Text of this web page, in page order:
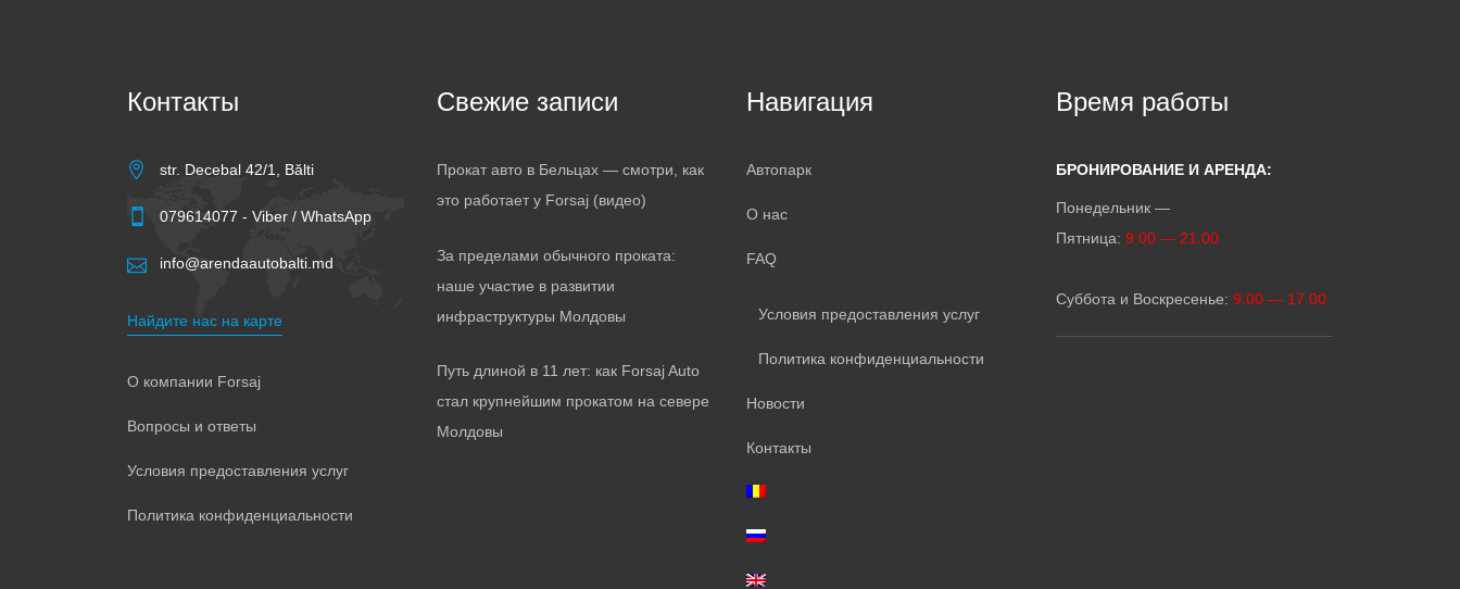
Контакты
str. Decebal 42/1, Bălti
079614077 - Viber / WhatsApp
info@arendaautobalti.md
Найдите нас на карте
О компании Forsaj
Вопросы и ответы
Условия предоставления услуг
Политика конфиденциальности
Свежие записи
Прокат авто в Бельцах — смотри, как
это работает у Forsaj (видео)
За пределами обычного проката:
наше участие в развитии
инфраструктуры Молдовы
Путь длиной в 11 лет: как Forsaj Auto
стал крупнейшим прокатом на севере
Молдовы
Навигация
Автопарк
О нас
FAQ
Условия предоставления услуг
Политика конфиденциальности
Новости
Контакты
Время работы
БРОНИРОВАНИЕ И АРЕНДА:
Понедельник —
Пятница: 9.00 — 21.00
Суббота и Воскресенье: 9.00 — 17.00